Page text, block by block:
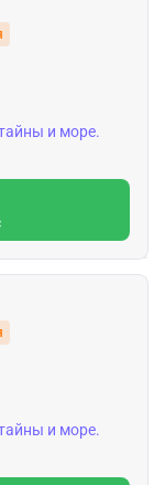
и море.
и море.